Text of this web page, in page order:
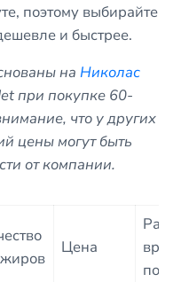
поэтому выбирайте
и быстрее.
на Николас
при покупке 60-
что у других
цены могут быть
от компании.
Цена